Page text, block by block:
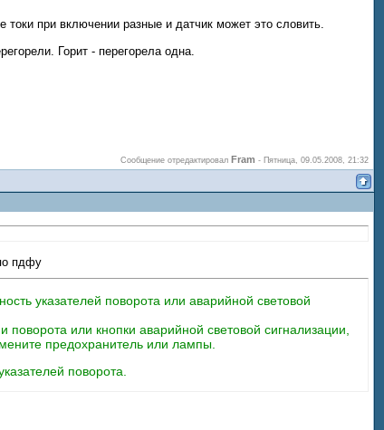
при включении разные и датчик может это словить.
Горит - перегорела одна.
Сообщение отредактировал Fram - Пятница, 09.05.2008, 21:32
пдфу
указателей поворота или аварийной световой
или кнопки аварийной световой сигнализации,
предохранитель или лампы.
поворота.